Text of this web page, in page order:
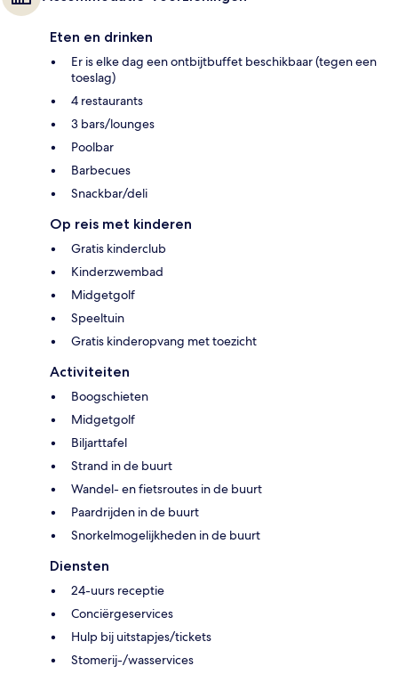
Eten en drinken
Er is elke dag een ontbijtbuffet beschikbaar (tegen een
toeslag)
4 restaurants
3 bars/lounges
Poolbar
Barbecues
Snackbar/deli
Op reis met kinderen
Gratis kinderclub
Kinderzwembad
Midgetgolf
Speeltuin
Gratis kinderopvang met toezicht
Activiteiten
Boogschieten
Midgetgolf
Biljarttafel
Strand in de buurt
Wandel- en fietsroutes in de buurt
Paardrijden in de buurt
Snorkelmogelijkheden in de buurt
Diensten
24-uurs receptie
Conciërgeservices
Hulp bij uitstapjes/tickets
Stomerij-/wasservices